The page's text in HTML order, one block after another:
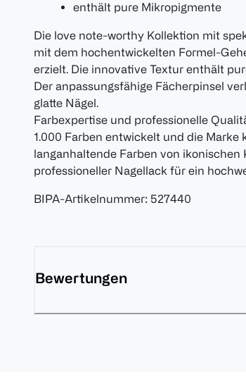
enthält pure Mikropigmente
Die love note-worthy Kollektion mit
mit dem hochentwickelten Formel-
erzielt. Die innovative Textur enthält
Der anpassungsfähige Fächerpinsel
glatte Nägel.
Farbexpertise und professionelle
1.000 Farben entwickelt und die
langanhaltende Farben von
professioneller Nagellack für ein
BIPA-Artikelnummer: 527440
Bewertungen